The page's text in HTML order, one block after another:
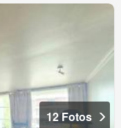
12 Fotos